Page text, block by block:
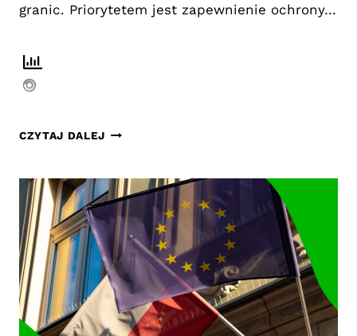
granic. Priorytetem jest zapewnienie ochrony…
CZYTAJ DALEJ PRIORYTETY
PREZYDENCJI
W
UNII
EUROPEJSKIEJ